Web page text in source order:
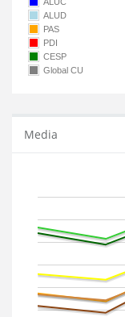
ALUD
PAS
PDI
CESP
Global CU
Media